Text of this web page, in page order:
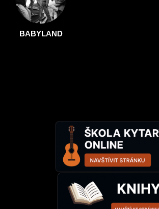
BABYLAND